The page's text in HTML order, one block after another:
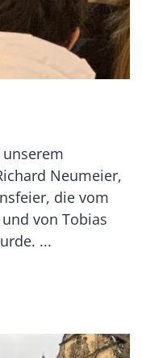
Neumeier,
die vom
von Tobias
...